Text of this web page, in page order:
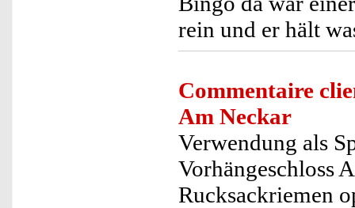
rein und er hält
Commentaire
Am Neckar
Verwendung als
Vorhängeschloss
Rucksackriemen